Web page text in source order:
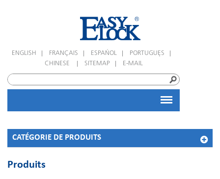
ENGLISH FRANÇAIS ESPAÑOL PORTUGUÊS
CHINESE SITEMAP E-MAIL
CATÉGORIE DE PRODUITS
Produits